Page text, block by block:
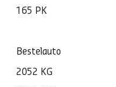
165 PK
Bestelauto
2052 KG